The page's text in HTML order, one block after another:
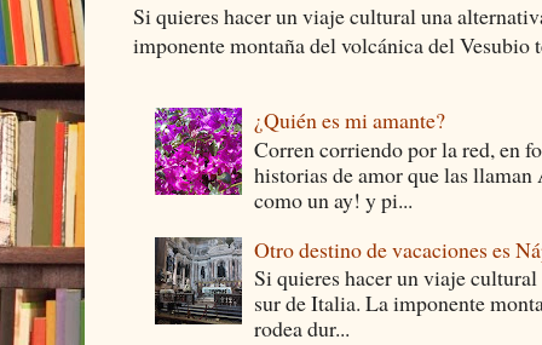
Si quieres hacer un viaje cultural una
imponente montaña del volcánica del Vesubio
¿Quién es mi amante?
Corren corriendo por la red, en
historias de amor que las
como un ay! y pi...
Otro destino de vacaciones es
Si quieres hacer un viaje
sur de Italia. La imponente
rodea dur...